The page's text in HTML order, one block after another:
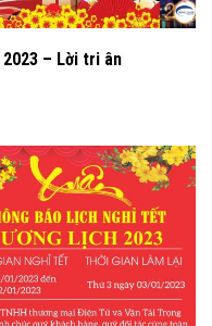
– Lời tri ân